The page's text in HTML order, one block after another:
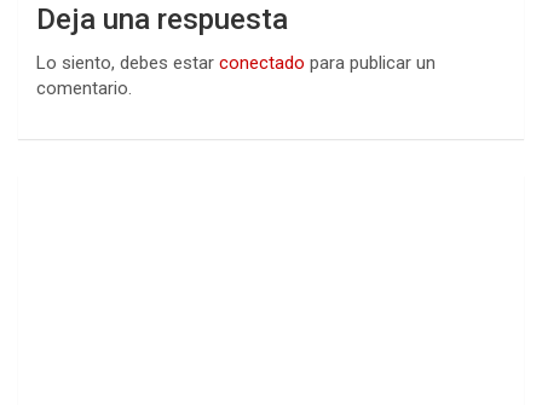
Deja una respuesta
Lo siento, debes estar conectado para publicar un
comentario.